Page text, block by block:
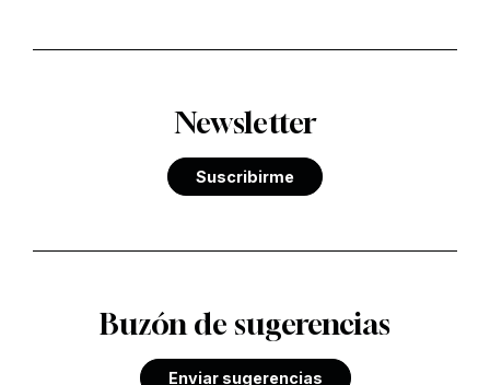
Newsletter
Suscribirme
Buzón de sugerencias
Enviar sugerencias